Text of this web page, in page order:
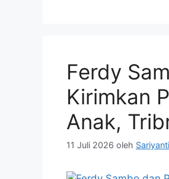
Ferdy
Kirimkan
Anak,
11 Juli 2026 oleh